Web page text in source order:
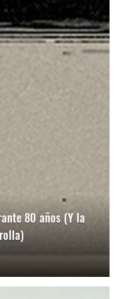
80 años (Y la